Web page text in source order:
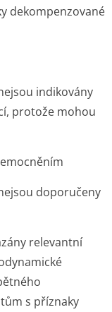
dekompenzované
indikovány
protože mohou
doporučeny
relevantní
s příznaky